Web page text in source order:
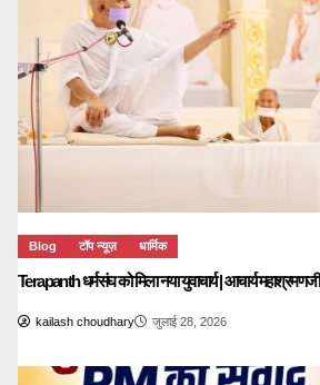
Blog टॉप न्यूज़ धार्मिक
Terapanth धर्मसंघ को मिला नया युवाचार्य | आचार्य महाश्रमणजी
kailash choudhary जुलाई 28, 2026